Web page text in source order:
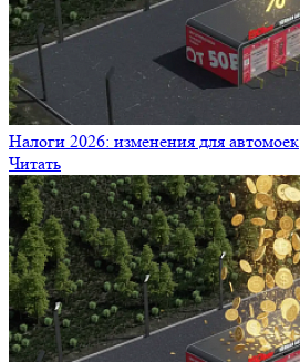
Налоги 2026: изменения для автомоек
Читать